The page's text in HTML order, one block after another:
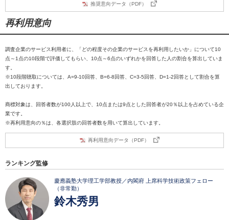
推奨意向データ（PDF）
再利用意向
調査企業のサービス利用者に、「どの程度その企業のサービスを再利用したいか」について10
点～1点の10段階で評価してもらい、10点～6点のいずれかを回答した人の割合を算出していま
す。
※10段階聴取については、A=9-10回答、B=6-8回答、C=3-5回答、D=1-2回答として割合を算
出しております。
商標対象は、回答者数が100人以上で、10点または9点とした回答者が20％以上を占めている企
業です。
※再利用意向の％は、各選択肢の回答者数を用いて算出しています。
再利用意向データ（PDF）
ランキング監修
慶應義塾大学理工学部教授／内閣府 上席科学技術政策フェロー
（非常勤）
鈴木秀男